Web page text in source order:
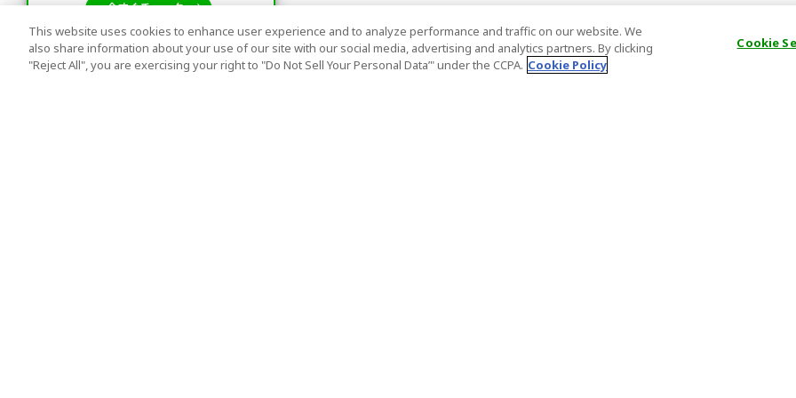
This website uses cookies to enhance user experience and to analyze performance and traffic on our website. We
also share information about your use of our site with our social media, advertising and analytics partners. By clicking
"Reject All", you are exercising your right to "Do Not Sell Your Personal Data’" under the CCPA. Cookie Policy
Cookie